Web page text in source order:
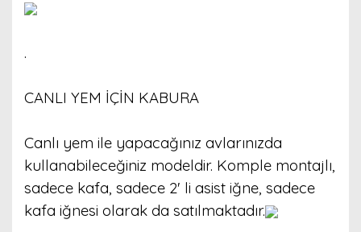
.
CANLI YEM İÇİN KABURA
Canlı yem ile yapacağınız avlarınızda
kullanabileceğiniz modeldir. Komple montajlı,
sadece kafa, sadece 2' li asist iğne, sadece
kafa iğnesi olarak da satılmaktadır.